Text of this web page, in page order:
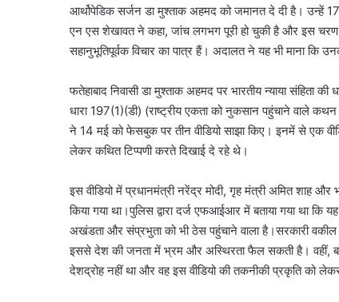
आर्थोपेडिक सर्जन डा मुश्ताक अहमद को जमानत दे दी है। उन्हें
एन एस शेखावत ने कहा, जांच लगभग पूरी हो चुकी है और इस चरण
सहानुभूतिपूर्वक विचार का पात्र हैं। अदालत ने यह भी माना कि
फतेहाबाद निवासी डा मुश्ताक अहमद पर भारतीय न्याया
धारा 197(1)(डी) (राष्ट्रीय एकता को नुकसान पहुंचाने वाले
ने 14 मई को फेसबुक पर तीन वीडियो साझा किए। इनमें से एक
लेकर कथित टिप्पणी करते दिखाई दे रहे थे।
इस वीडियो में प्रधानमंत्री नरेंद्र मोदी, गृह मंत्री अमित शाह और
किया गया था।पुलिस द्वारा दर्ज एफआईआर में बताया गया था कि
अखंडता और संप्रभुता को भी ठेस पहुंचाने वाला है।सरकारी वकील
इससे देश की जनता में भ्रम और अस्थिरता फैल सकती है। वहीं,
देशद्रोह नहीं था और वह इस वीडियो की तकनीकी प्रकृति को